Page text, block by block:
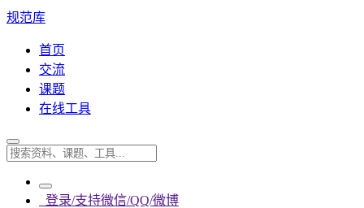
规范库
首页
交流
课题
在线工具
登录/支持微信/QQ/微博